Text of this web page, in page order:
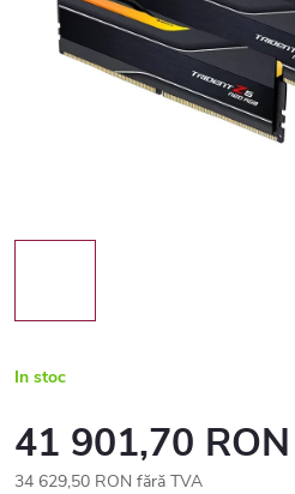
In stoc
41 901,70 RON
34 629,50 RON fără TVA